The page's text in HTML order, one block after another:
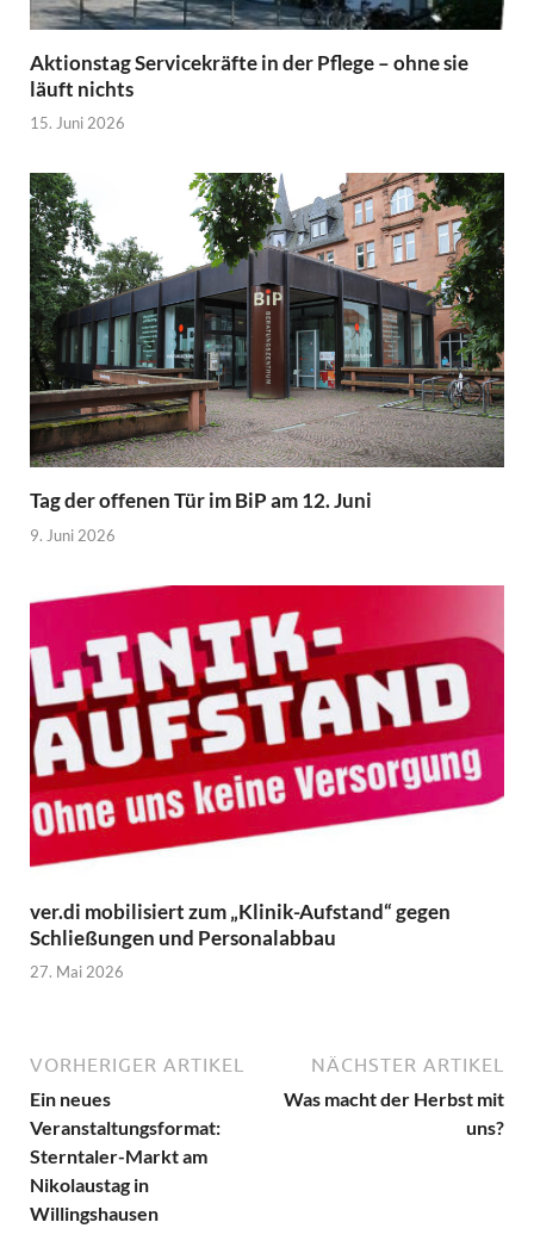
Aktionstag Servicekräfte in der Pflege – ohne sie
läuft nichts
15. Juni 2026
Tag der offenen Tür im BiP am 12. Juni
9. Juni 2026
ver.di mobilisiert zum „Klinik-Aufstand“ gegen
Schließungen und Personalabbau
27. Mai 2026
VORHERIGER ARTIKEL
Ein neues
Veranstaltungsformat:
Sterntaler-Markt am
Nikolaustag in
Willingshausen
NÄCHSTER ARTIKEL
Was macht der Herbst mit
uns?